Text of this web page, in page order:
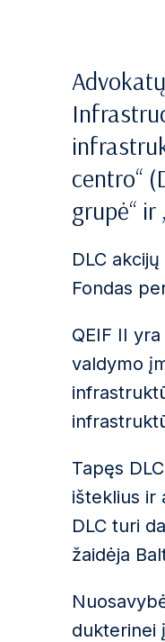
centro“
grupė“ ir
DLC
Fondas
QEIF II
valdymo
Tapęs
išteklius ir
DLC turi
žaidėja
dukterinei